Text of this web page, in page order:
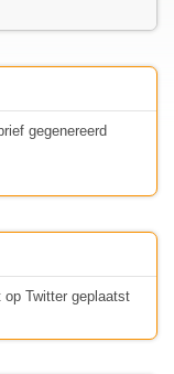
gegenereerd
Twitter geplaatst